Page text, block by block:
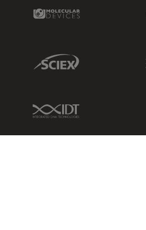
Molecular Devices Link
Sciex Link
IDT Link